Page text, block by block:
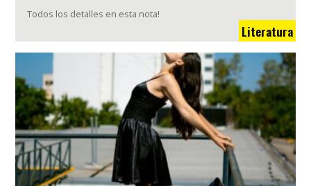
Todos los detalles en esta nota!
Literatura